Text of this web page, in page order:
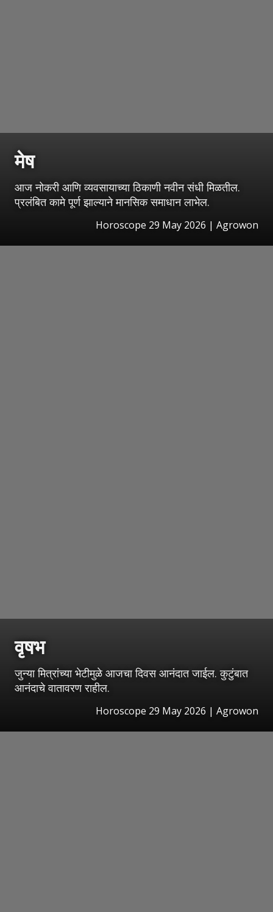
मेष
आज नोकरी आणि व्यवसायाच्या ठिकाणी नवीन संधी मिळतील.
प्रलंबित कामे पूर्ण झाल्याने मानसिक समाधान लाभेल.
Horoscope 29 May 2026 | Agrowon
वृषभ
जुन्या मित्रांच्या भेटीमुळे आजचा दिवस आनंदात जाईल. कुटुंबात
आनंदाचे वातावरण राहील.
Horoscope 29 May 2026 | Agrowon